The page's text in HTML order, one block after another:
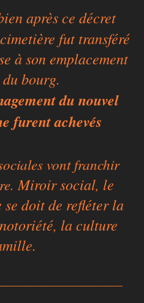
après ce décret
fut transféré
à son emplacement
bourg.
du nouvel
furent achevés
vont franchir
Miroir social, le
se doit de refléter la
la culture